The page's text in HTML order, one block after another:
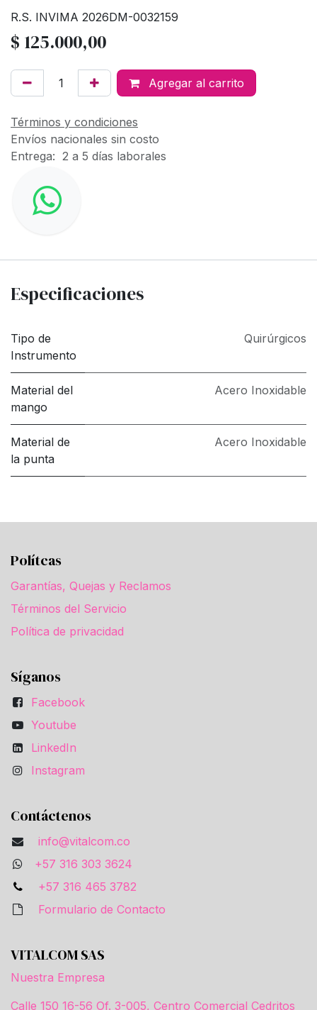
R.S. INVIMA 2026DM-0032159
$ 125.000,00
Agregar al carrito
Términos y condiciones
Envíos nacionales sin costo
Entrega: 2 a 5 días laborales
Especificaciones
Tipo de
Instrumento
Quirúrgicos
Material del
mango
Acero Inoxidable
Material de
la punta
Acero Inoxidable
Polítcas
Garantías, Quejas y Reclamos
Términos del Servicio
Política de privacidad
Síganos
Facebook
Youtube
LinkedIn
Instagram
Contáctenos
info@vitalcom.co
+57 316 303 3624
+57 316 465 3782
Formulario de Contacto
VITALCOM SAS
Nuestra Empresa
Calle 150 16-56 Of. 3-005, Centro Comercial Cedritos